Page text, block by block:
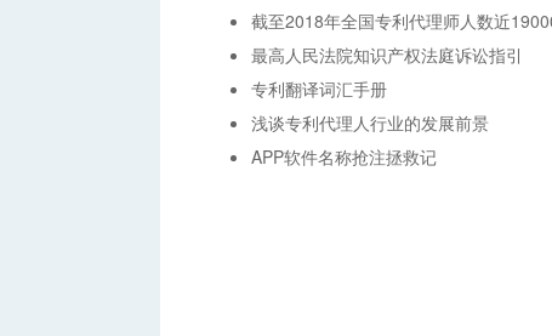
截至2018年全国专利代理师人数近
最高人民法院知识产权法庭诉讼指引
专利翻译词汇手册
浅谈专利代理人行业的发展前景
APP软件名称抢注拯救记